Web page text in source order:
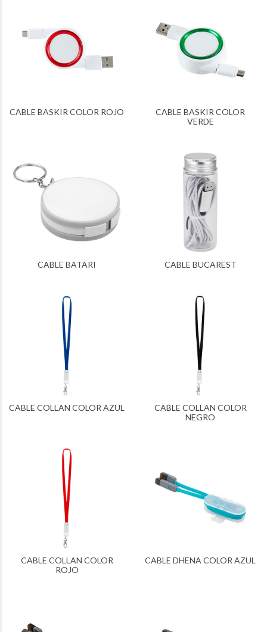
CABLE BASKIR COLOR ROJO
CABLE BASKIR COLOR
VERDE
CABLE BATARI CABLE BUCAREST
CABLE COLLAN COLOR AZUL
CABLE COLLAN COLOR
NEGRO
CABLE COLLAN COLOR
ROJO
CABLE DHENA COLOR AZUL